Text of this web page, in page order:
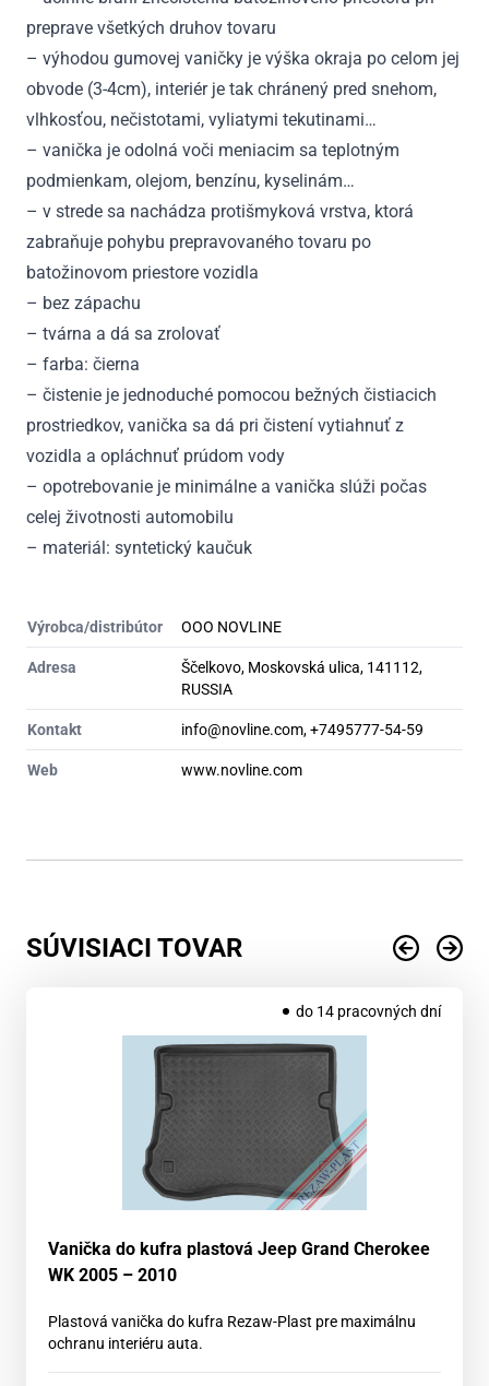
preprave všetkých druhov tovaru
– výhodou gumovej vaničky je výška okraja po celom jej
obvode (3-4cm), interiér je tak chránený pred snehom,
vlhkosťou, nečistotami, vyliatymi tekutinami…
– vanička je odolná voči meniacim sa teplotným
podmienkam, olejom, benzínu, kyselinám…
– v strede sa nachádza protišmyková vrstva, ktorá
zabraňuje pohybu prepravovaného tovaru po
batožinovom priestore vozidla
– bez zápachu
– tvárna a dá sa zrolovať
– farba: čierna
– čistenie je jednoduché pomocou bežných čistiacich
prostriedkov, vanička sa dá pri čistení vytiahnuť z
vozidla a opláchnuť prúdom vody
– opotrebovanie je minimálne a vanička slúži počas
celej životnosti automobilu
– materiál: syntetický kaučuk
Výrobca/distribútor OOO NOVLINE
Adresa
Ščelkovo, Moskovská ulica, 141112,
RUSSIA
Kontakt info@novline.com, +7495777-54-59
Web www.novline.com
SÚVISIACI TOVAR
do 14 pracovných dní
Vanička do kufra plastová Jeep Grand Cherokee
WK 2005 – 2010
Plastová vanička do kufra Rezaw-Plast pre maximálnu
ochranu interiéru auta.